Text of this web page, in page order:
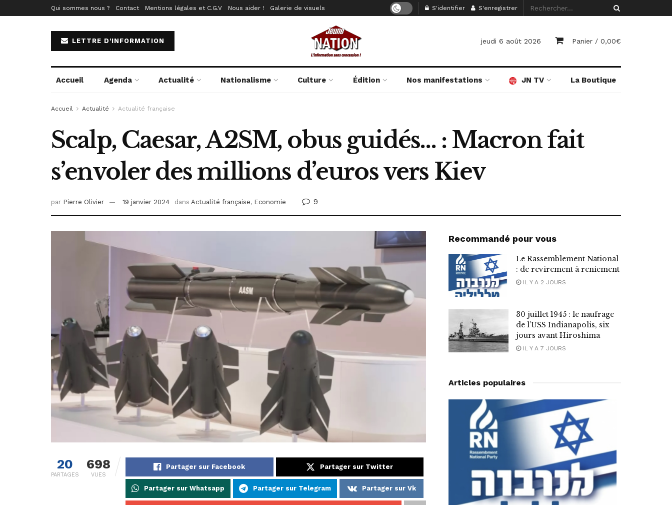
Qui sommes nous ? Contact Mentions légales et C.G.V Nous aider ! Galerie de visuels S'identifier S'enregistrer
LETTRE D'INFORMATION jeudi 6 août 2026 Panier / 0,00€
Accueil Agenda Actualité Nationalisme Culture Édition Nos manifestations JN TV La Boutique
Accueil Actualité Actualité française
Scalp, Caesar, A2SM, obus guidés… : Macron fait
s’envoler des millions d’euros vers Kiev
par Pierre Olivier 19 janvier 2024 dans Actualité française, Economie 9
20
PARTAGES
698
VUES
Partager sur Facebook Partager sur Twitter
Partager sur Whatsapp Partager sur Telegram Partager sur Vk
Recommandé pour vous
Le Rassemblement National
: de revirement à reniement
IL Y A 2 JOURS
30 juillet 1945 : le naufrage
de l’USS Indianapolis, six
jours avant Hiroshima
IL Y A 7 JOURS
Articles populaires